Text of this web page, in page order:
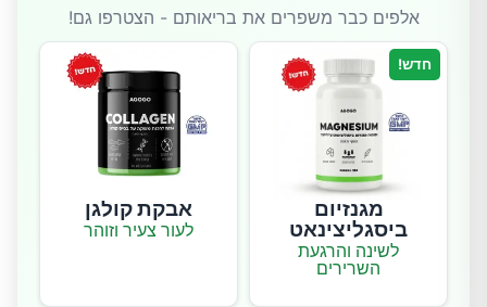
אלפים כבר משפרים את בריאותם - הצטרפו גם!
חדש!
מגנזיום
ביסגליצינאט
לשינה והרגעת
השרירים
אבקת קולגן
לעור צעיר וזוהר